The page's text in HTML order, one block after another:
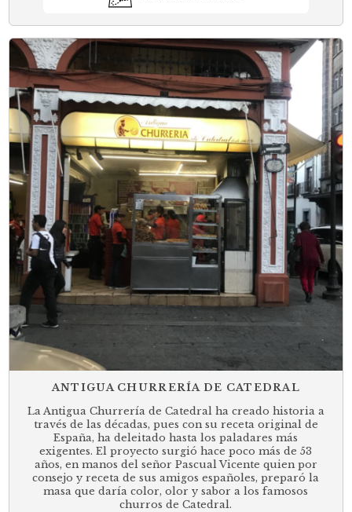
ANTIGUA CHURRERÍA DE CATEDRAL
La Antigua Churrería de Catedral ha creado historia a
través de las décadas, pues con su receta original de
España, ha deleitado hasta los paladares más
exigentes. El proyecto surgió hace poco más de 53
años, en manos del señor Pascual Vicente quien por
consejo y receta de sus amigos españoles, preparó la
masa que daría color, olor y sabor a los famosos
churros de Catedral.